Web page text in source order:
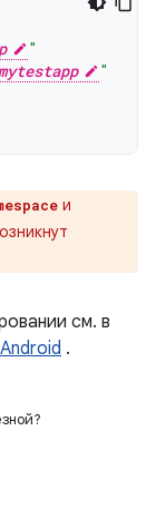
"
"
и
см. в
.